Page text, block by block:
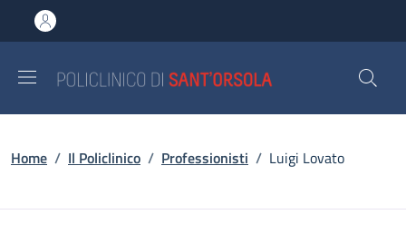
al contenuto principale
to footer content
Briciole di pane
Home / Il Policlinico / Professionisti / Luigi Lovato